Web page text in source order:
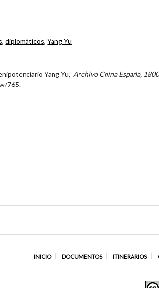
,diplomáticos,Yang Yu
Yang Yu,”Archivo China España,
765.
INICIO DOCUMENTOS ITINERARIOS